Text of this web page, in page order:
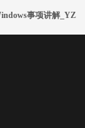
事项讲解_YZ